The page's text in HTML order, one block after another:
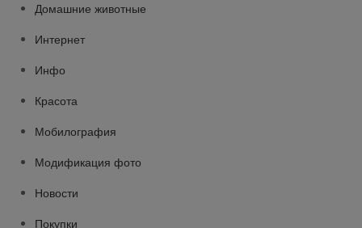
Домашние животные
Интернет
Инфо
Красота
Мобилография
Модификация фото
Новости
Покупки